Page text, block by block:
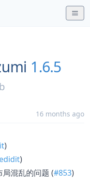
1.6.5
16 months ago
)
)
混乱的问题 (#853)